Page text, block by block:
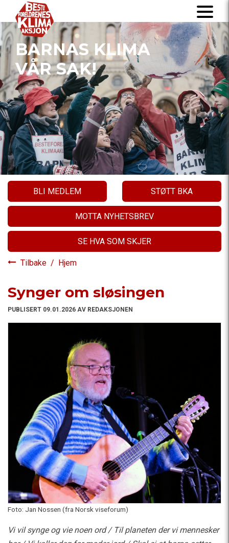
BARNAS KLIMA
VÅR SAK!
BLI MEDLEM STØTT BKA
MOTTA NYHETSBREV
SE HVA SOM SKJER
Tilbake / Hjem
Synger om sløsingen
PUBLISERT 09.01.2026 AV REDAKSJONEN
Foto: Jan Nossen (fra Norsk viseforum)
Vi vil synge og vie noen ord / Til planeten der vi mennesker